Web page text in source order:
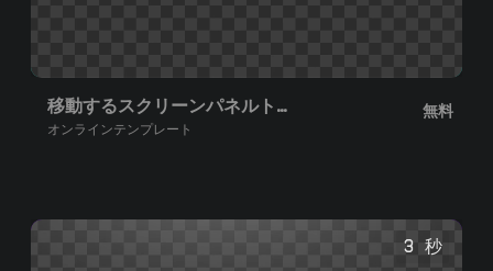
移動するスクリーンパネルトランジション
オンラインテンプレート
無料
3 秒